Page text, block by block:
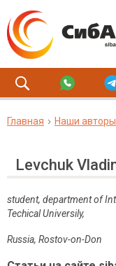
Главная Наши авторы
Levchuk
student, department of
Techical Universily,
Russia, Rostov-on-Don